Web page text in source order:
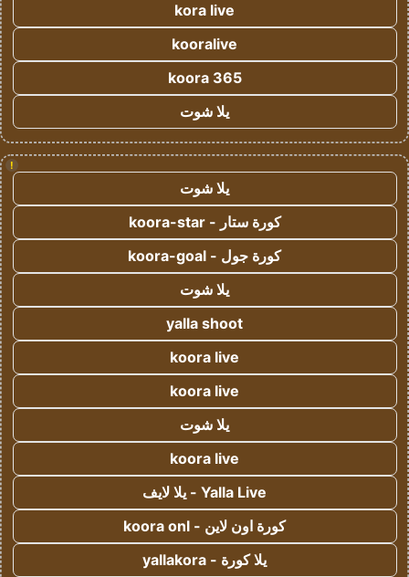
kora live
kooralive
koora 365
يلا شوت
!
يلا شوت
كورة ستار - koora-star
كورة جول - koora-goal
يلا شوت
yalla shoot
koora live
koora live
يلا شوت
koora live
Yalla Live - يلا لايف
كورة اون لاين - koora onl
يلا كورة - yallakora